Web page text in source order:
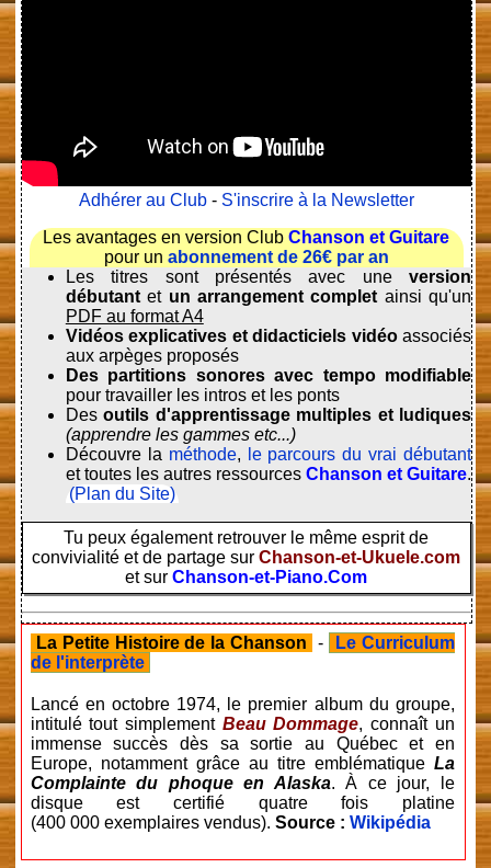
Adhérer au Club - S'inscrire à la Newsletter
Les avantages en version ClubChanson et Guitare
pour un abonnement de 26€ par an
Les titres sont présentés avec uneversion
débutantet un arrangement complet ainsi qu'un
PDF au format A4
Vidéos explicatives et didacticiels vidéoassociés
aux arpèges proposés
Des partitions sonores avec tempo modifiable
pour travailler les intros et les ponts
Desoutils d'apprentissage multiples et ludiques
(apprendre les gammes etc...)
Découvre la méthode,
le parcours du vrai débutant
et toutes les autres ressourcesChanson et Guitare.
(Plan du Site)
Tu peux également retrouver le même esprit de
convivialité et de partage surChanson-et-Ukuele.com
et surChanson-et-Piano.Com
La Petite Histoire de la Chanson -
Le Curriculum
de l'interprète
Lancé enoctobre 1974, le premier album du groupe,
intitulé tout simplement Beau Dommage, connaît un
immense succès dès sa sortie au Québec et en
Europe, notamment grâce au titre emblématique La
Complainte du phoque en Alaska. À ce jour, le
disque est certifié quatre fois platine
(400 000 exemplaires vendus). Source : Wikipédia